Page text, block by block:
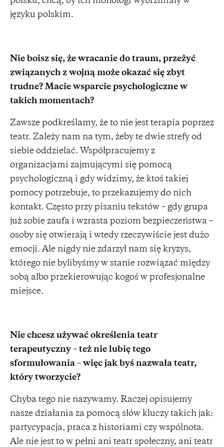
języku polskim.
Nie boisz się, że wracanie do traum, przeżyć
związanych z wojną może okazać się zbyt
trudne? Macie wsparcie psychologiczne w
takich momentach?
Zawsze podkreślamy, że to nie jest terapia poprzez
teatr. Zależy nam na tym, żeby te dwie strefy od
siebie oddzielać. Współpracujemy z
organizacjami zajmującymi się pomocą
psychologiczną i gdy widzimy, że ktoś takiej
pomocy potrzebuje, to przekazujemy do nich
kontakt. Często przy pisaniu tekstów – gdy grupa
już sobie zaufa i wzrasta poziom bezpieczeństwa –
osoby się otwierają i wtedy rzeczywiście jest dużo
emocji. Ale nigdy nie zdarzył nam się kryzys,
którego nie bylibyśmy w stanie rozwiązać między
sobą albo przekierowując kogoś w profesjonalne
miejsce.
Nie chcesz używać określenia teatr
terapeutyczny – też nie lubię tego
sformułowania – więc jak byś nazwała teatr,
który tworzycie?
Chyba tego nie nazywamy. Raczej opisujemy
nasze działania za pomocą słów kluczy takich jak:
partycypacja, praca z historiami czy wspólnota.
Ale nie jest to w pełni ani teatr społeczny, ani teatr